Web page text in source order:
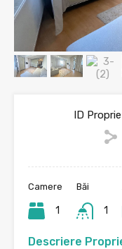
ID
Camere
1
Băi
1
Descriere